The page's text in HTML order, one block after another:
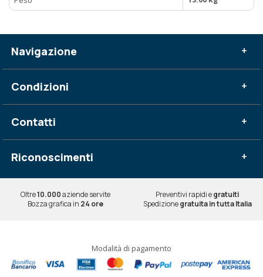
Navigazione +
Condizioni +
Contatti +
Riconoscimenti +
Oltre10.000aziende servite Preventivi rapidi egratuiti
Bozza grafica in 24 ore Spedizionegratuita in tutta Italia
Modalità di pagamento